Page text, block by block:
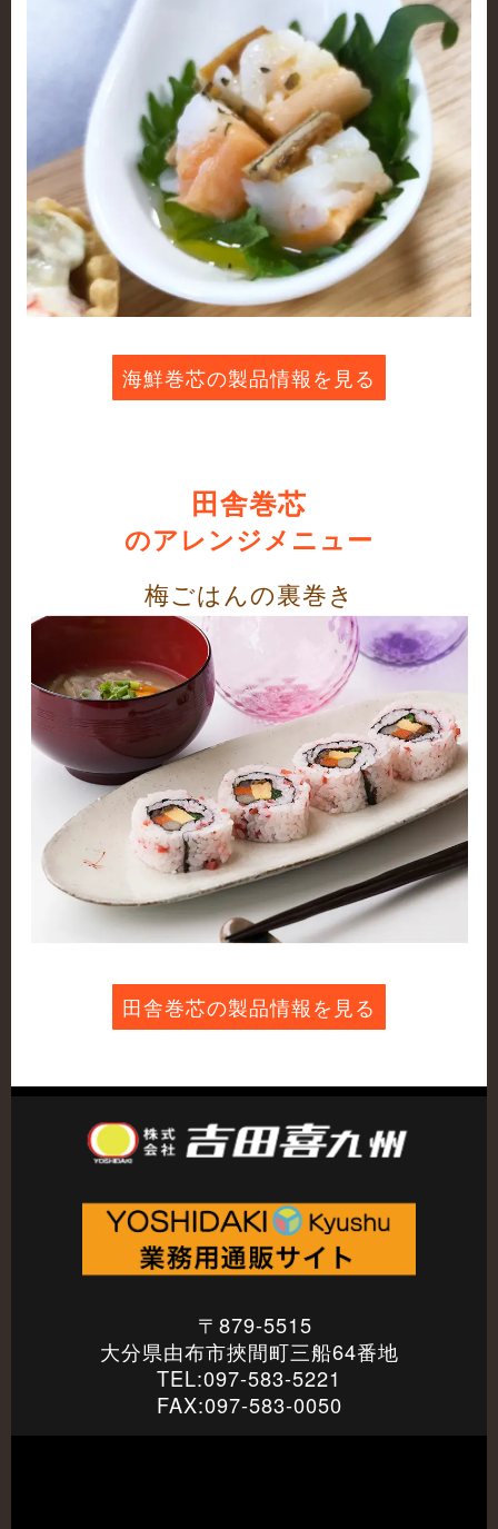
海鮮巻芯の製品情報を見る
田舎巻芯
のアレンジメニュー
梅ごはんの裏巻き
田舎巻芯の製品情報を見る
〒879-5515
大分県由布市挾間町三船64番地
TEL:097-583-5221
FAX:097-583-0050